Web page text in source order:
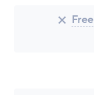
Free